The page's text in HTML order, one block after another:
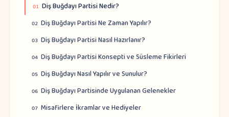
01 Diş Buğdayı Partisi Nedir?
02 Diş Buğdayı Partisi Ne Zaman Yapılır?
03 Diş Buğdayı Partisi Nasıl Hazırlanır?
04 Diş Buğdayı Partisi Konsepti ve Süsleme Fikirleri
05 Diş Buğdayı Nasıl Yapılır ve Sunulur?
06 Diş Buğdayı Partisinde Uygulanan Gelenekler
07 Misafirlere İkramlar ve Hediyeler